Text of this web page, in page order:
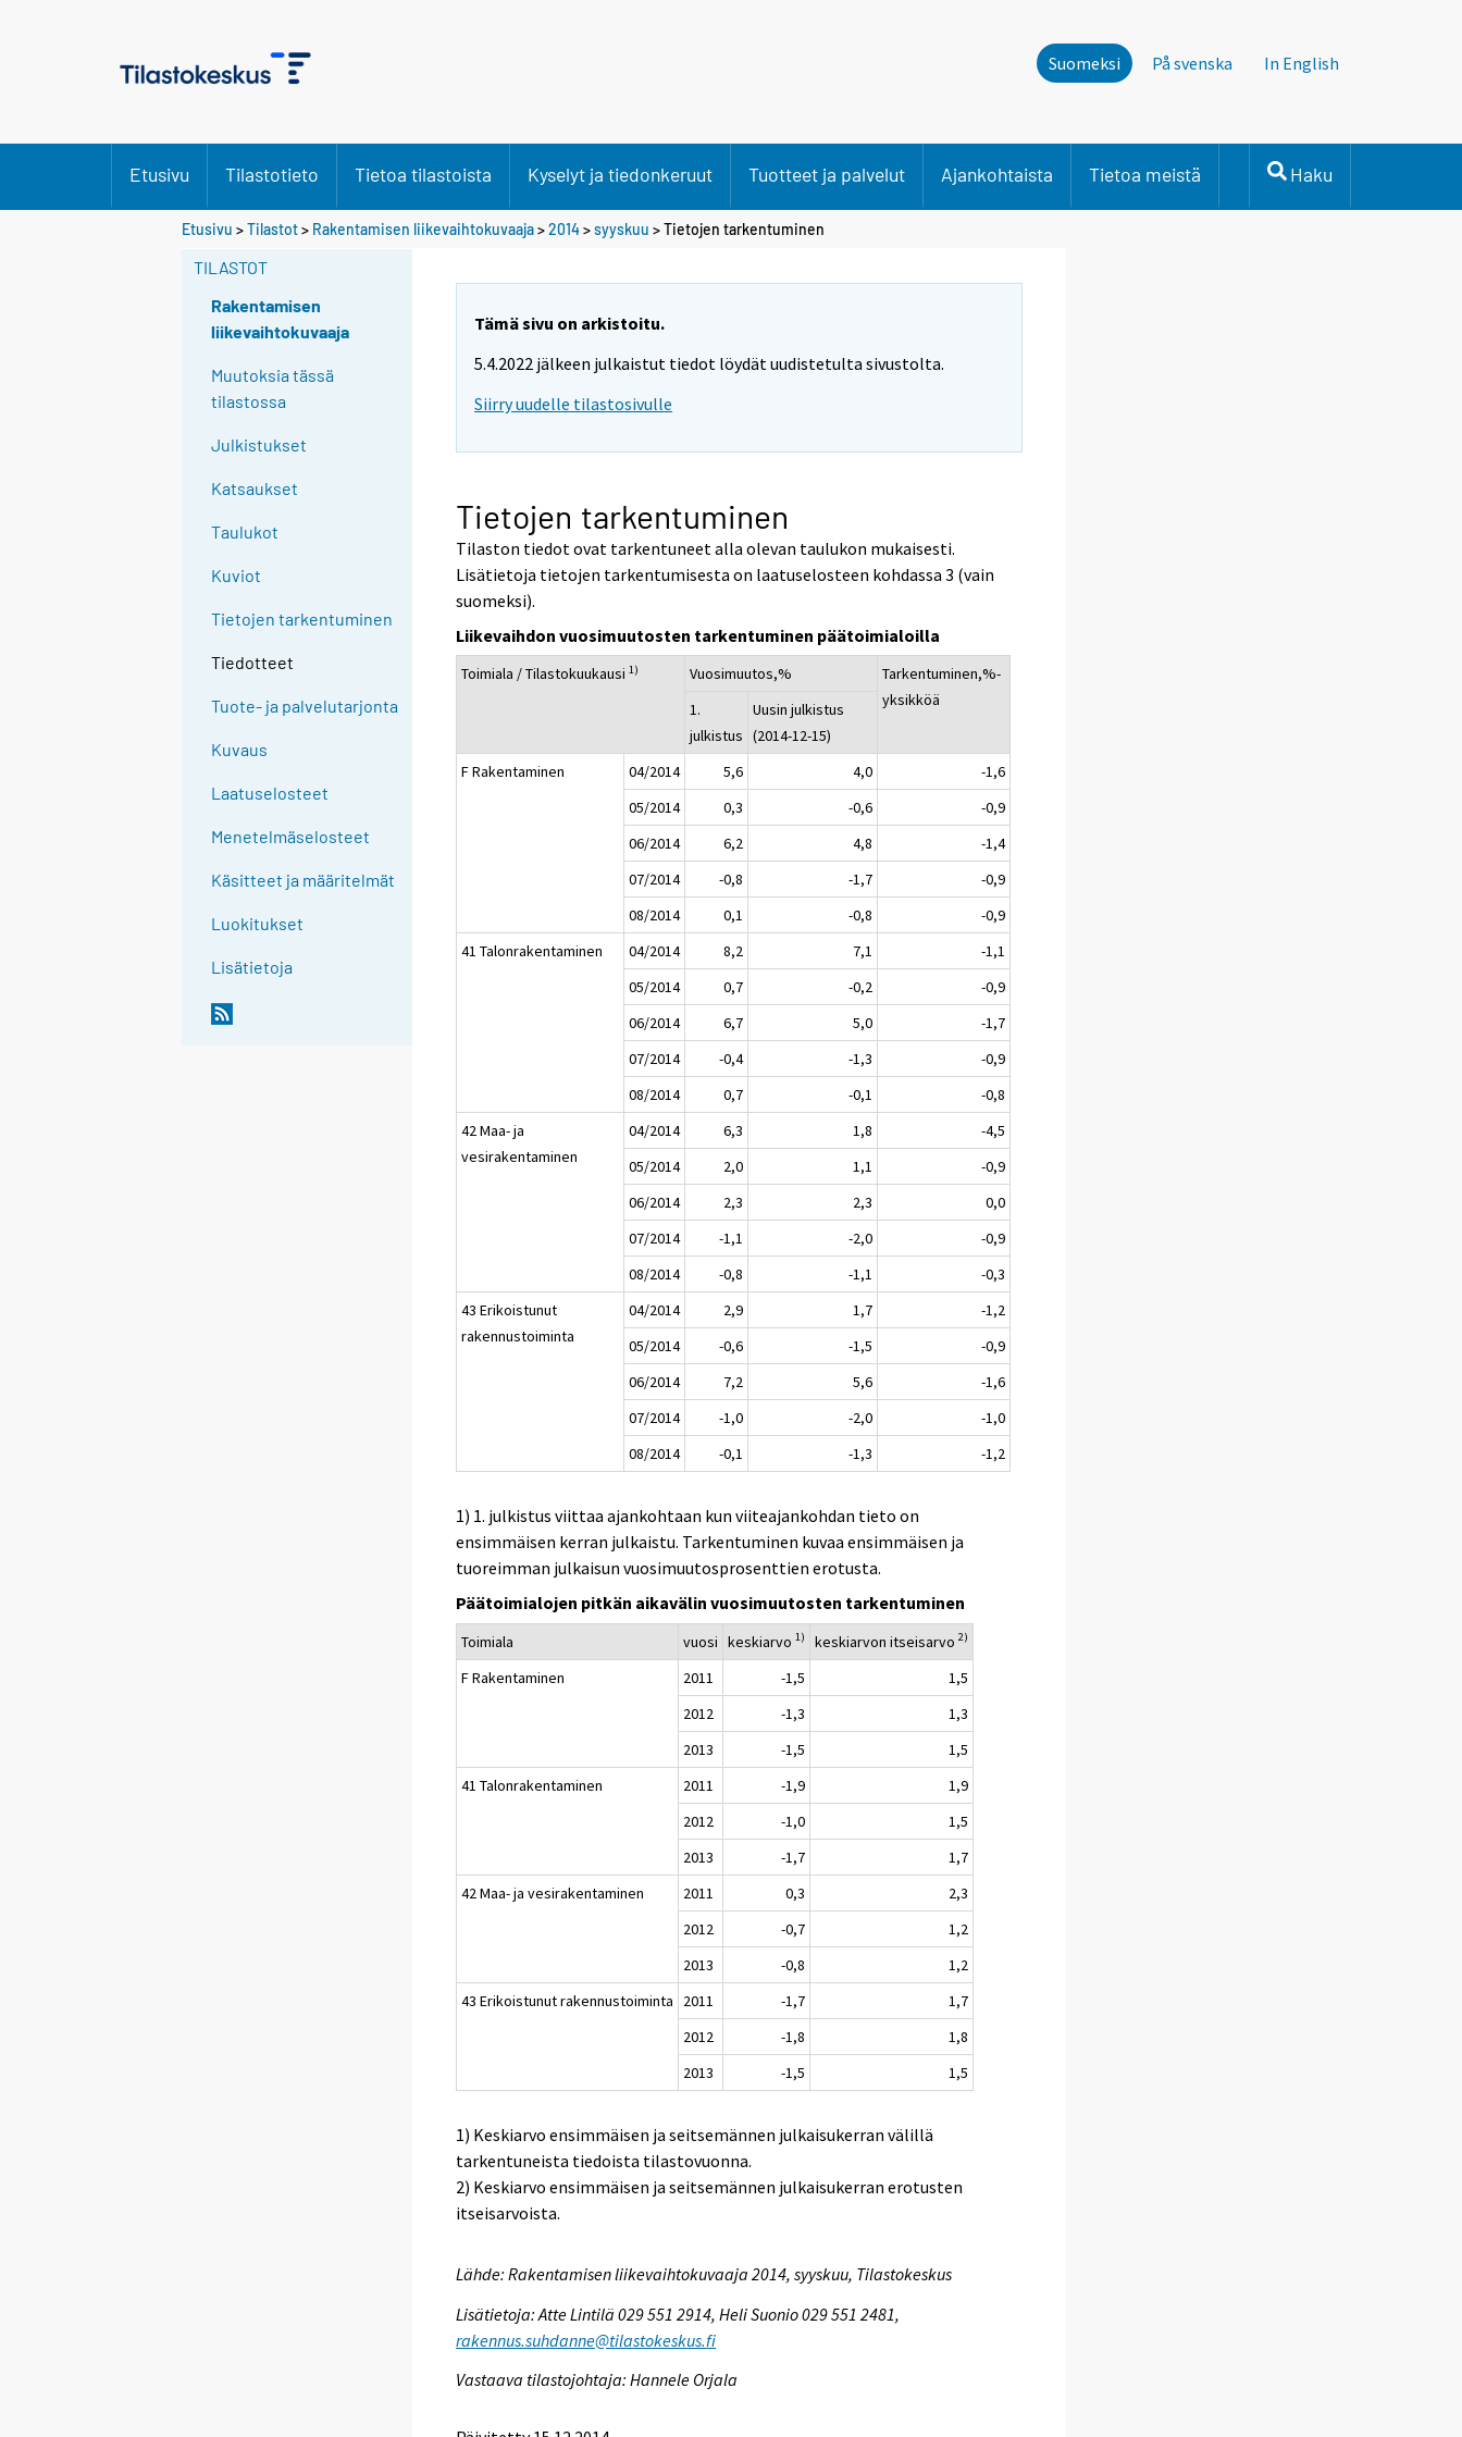
Suomeksi På svenska In English
Etusivu Tilastotieto Tietoa tilastoista Kyselyt ja tiedonkeruut Tuotteet ja palvelut Ajankohtaista Tietoa meistä Haku
Etusivu >Tilastot> Rakentamisen liikevaihtokuvaaja>2014>syyskuu > Tietojen tarkentuminen
TILASTOT
Rakentamisen
liikevaihtokuvaaja
Muutoksia tässä
tilastossa
Julkistukset
Katsaukset
Taulukot
Kuviot
Tietojen tarkentuminen
Tiedotteet
Tuote- ja palvelutarjonta
Kuvaus
Laatuselosteet
Menetelmäselosteet
Käsitteet ja määritelmät
Luokitukset
Lisätietoja
Tämä sivu on arkistoitu.
5.4.2022 jälkeen julkaistut tiedot löydät uudistetulta sivustolta.
Siirry uudelle tilastosivulle
Tietojen tarkentuminen
Tilaston tiedot ovat tarkentuneet alla olevan taulukon mukaisesti.
Lisätietoja tietojen tarkentumisesta on laatuselosteen kohdassa 3 (vain
suomeksi).
Liikevaihdon vuosimuutosten tarkentuminen päätoimialoilla
Toimiala / Tilastokuukausi1) Vuosimuutos,%
Tarkentuminen,%-
yksikköä
1.
julkistus
Uusin julkistus
(2014-12-15)
F Rakentaminen
04/2014 5,6 4,0
-1,6
05/2014
0,3 -0,6
-0,9
06/2014
6,2 4,8
-1,4
07/2014
-0,8 -1,7
-0,9
08/2014
0,1 -0,8
-0,9
41 Talonrakentaminen
04/2014 8,2 7,1
-1,1
05/2014
0,7 -0,2
-0,9
06/2014
6,7 5,0
-1,7
07/2014
-0,4 -1,3
-0,9
08/2014
0,7 -0,1
-0,8
42 Maa- ja
vesirakentaminen
04/2014 6,3 1,8
-4,5
05/2014
2,0 1,1
-0,9
06/2014
2,3 2,3
0,0
07/2014
-1,1 -2,0
-0,9
08/2014
-0,8 -1,1
-0,3
43 Erikoistunut
rakennustoiminta
04/2014 2,9 1,7
-1,2
05/2014
-0,6 -1,5
-0,9
06/2014
7,2 5,6
-1,6
07/2014
-1,0 -2,0
-1,0
08/2014
-0,1 -1,3 -1,2
1) 1. julkistus viittaa ajankohtaan kun viiteajankohdan tieto on
ensimmäisen kerran julkaistu. Tarkentuminen kuvaa ensimmäisen ja
tuoreimman julkaisun vuosimuutosprosenttien erotusta.
Päätoimialojen pitkän aikavälin vuosimuutosten tarkentuminen
Toimiala vuosi keskiarvo1) keskiarvon itseisarvo2)
F Rakentaminen 2011 -1,5
1,5
2012
-1,3
1,3
2013
-1,5
1,5
41 Talonrakentaminen
2011 -1,9
1,9
2012
-1,0
1,5
2013
-1,7
1,7
42 Maa- ja vesirakentaminen
2011 0,3
2,3
2012
-0,7
1,2
2013
-0,8
1,2
43 Erikoistunut rakennustoiminta
2011 -1,7
1,7
2012
-1,8
1,8
2013
-1,5 1,5
1) Keskiarvo ensimmäisen ja seitsemännen julkaisukerran välillä
tarkentuneista tiedoista tilastovuonna.
2) Keskiarvo ensimmäisen ja seitsemännen julkaisukerran erotusten
itseisarvoista.
Lähde: Rakentamisen liikevaihtokuvaaja 2014, syyskuu, Tilastokeskus
Lisätietoja: Atte Lintilä 029 551 2914, Heli Suonio 029 551 2481,
rakennus.suhdanne@tilastokeskus.fi
Vastaava tilastojohtaja: Hannele Orjala